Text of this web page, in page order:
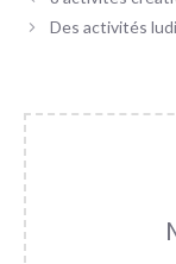
Des activités